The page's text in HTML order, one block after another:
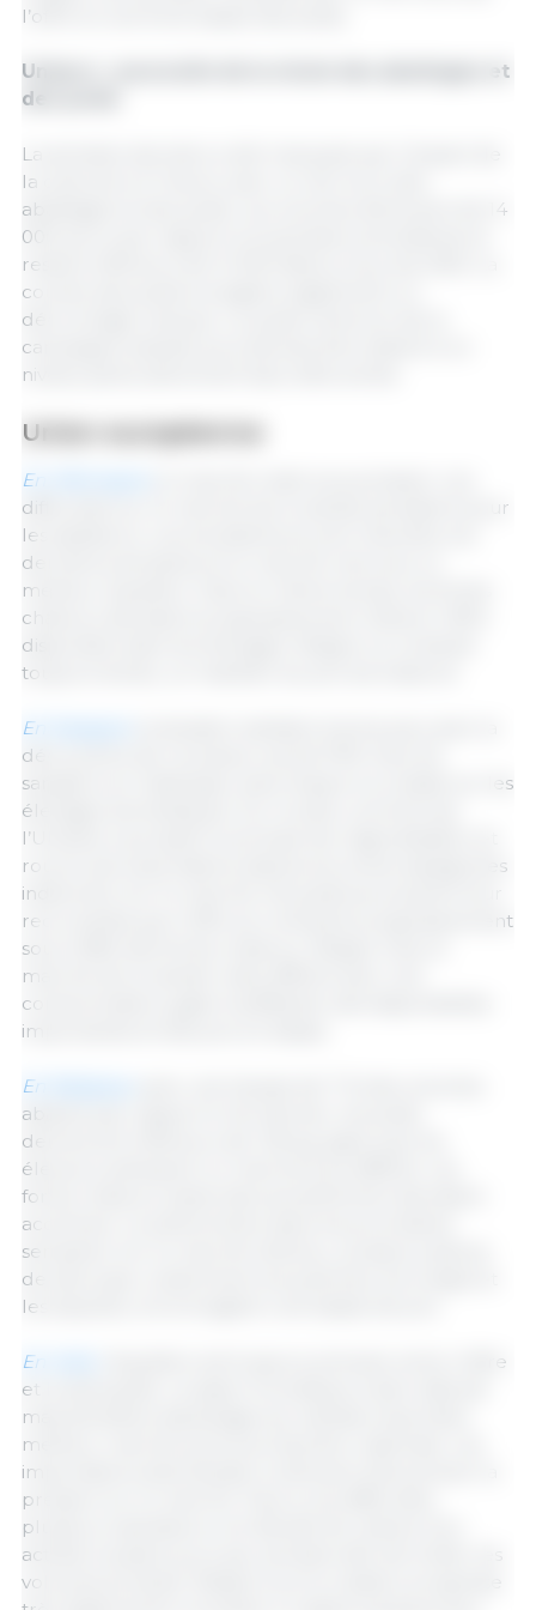
l’offre et une forte baisse des poids.
Uniporc : poursuite de la chute des abattages et
des poids
La semaine dernière a été marquée par l’impact de
la canicule en France, avec un net recul des
abattages et des poids. Les volumes diminuent de 14
000 porcs par rapport à la semaine précédente et
restent inférieurs de 12 000 têtes à ceux de 2025. La
courbe des poids enregistre également un
décrochage marqué. Le poids minimum de la
campagne estivale pourrait ainsi être atteint à un
niveau particulièrement bas cette année.
Union européenne
En Allemagne
difficultés sur le marché de la viande persistent pour
les abatteurs. Les excédents se sont résorbés ces
dernières semaines et le marché retrouve un
meilleur équilibre. Dans le même temps, les fortes
chaleurs devraient progressivement réduire l’offre
disponible dans les élevages. Malgré ce contexte
toujours tendu, un maintien du prix est observé.
En Espagne
découverte de nouveaux cas de PPA chez les
sangliers en Catalogne, sans impact à ce stade sur les
élevages domestiques. Sur le plan commercial,
l’Ukraine a accepté le principe de régionalisation et
rouvre ses importations depuis les zones espagnoles
indemnes. Sur le marché, les poids poursuivent leur
recul tandis que l’offre se contracte progressivement
sous l’effet des fortes chaleurs. Malgré cela, le
marché de la viande reste difficile avec une
consommation jugée insuffisante, des disponibilités
importantes et des prix en baisse.
En Belgique
abattus par rapport à l’an dernier, les poids
demeurent inférieurs de 1,36 kg, signe que les
éleveurs anticipent un marché plus difficile. Les
fortes chaleurs observées actuellement devraient
accentuer ce phénomène dans les prochaines
semaines. Sur le marché intérieur, plusieurs pièces
de découpe, notamment les poitrines, les longes et
les épaules, ont enregistré une baisse de prix.
En Italie,
l’équilibre est toujours précaire entre l’offre
et la demande. La saison touristique a bien débuté
mais bénéficie davantage aux viandes importées
meilleur marché qu’à la production nationale. Les
importations allemandes continuent d’accentuer la
pression sur le marché. Face à ces difficultés,
plusieurs opérateurs ont décidé de réduire leur
activité à quatre jours par semaine afin de limiter les
volumes produits. Malgré tout la cotation progresse